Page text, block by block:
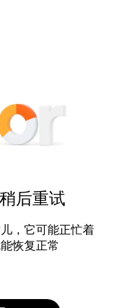
后重试
，它可能正忙着
恢复正常